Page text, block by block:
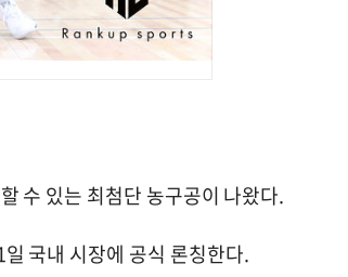
수 있는 최첨단 농구공이 나왔다.
국내 시장에 공식 론칭한다.